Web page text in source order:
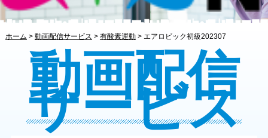
ホーム > 動画配信サービス > 有酸素運動> エアロビック初級202307
動画配信
サービス